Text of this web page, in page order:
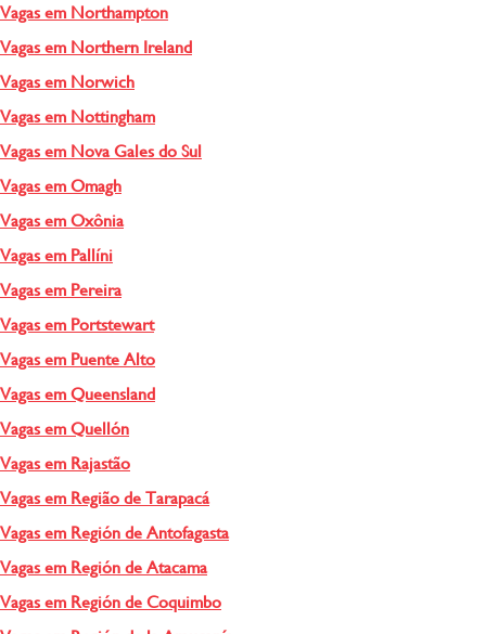
Vagas em Northampton
Vagas em Northern Ireland
Vagas em Norwich
Vagas em Nottingham
Vagas em Nova Gales do Sul
Vagas em Omagh
Vagas em Oxônia
Vagas em Pallíni
Vagas em Pereira
Vagas em Portstewart
Vagas em Puente Alto
Vagas em Queensland
Vagas em Quellón
Vagas em Rajastão
Vagas em Região de Tarapacá
Vagas em Región de Antofagasta
Vagas em Región de Atacama
Vagas em Región de Coquimbo